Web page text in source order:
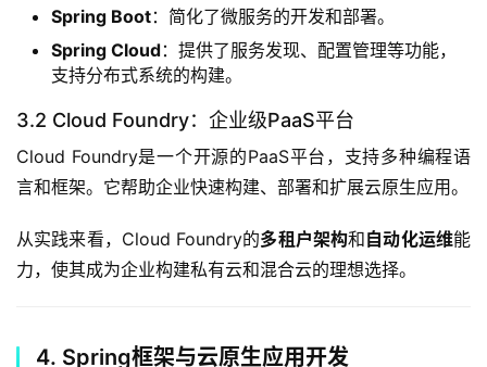
Spring Boot：简化了微服务的开发和部署。
Spring Cloud：提供了服务发现、配置管理等功能，
支持分布式系统的构建。
3.2 Cloud Foundry：企业级PaaS平台
Cloud Foundry是一个开源的PaaS平台，支持多种编程语
言和框架。它帮助企业快速构建、部署和扩展云原生应用。
从实践来看，Cloud Foundry的多租户架构和自动化运维能
力，使其成为企业构建私有云和混合云的理想选择。
4. Spring框架与云原生应用开发